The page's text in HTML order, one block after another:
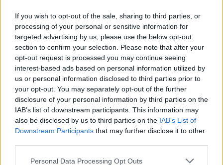
If you wish to opt-out of the sale, sharing to third parties, or
processing of your personal or sensitive information for
targeted advertising by us, please use the below opt-out
section to confirm your selection. Please note that after your
opt-out request is processed you may continue seeing
interest-based ads based on personal information utilized by
us or personal information disclosed to third parties prior to
your opt-out. You may separately opt-out of the further
disclosure of your personal information by third parties on the
IAB’s list of downstream participants. This information may
also be disclosed by us to third parties on the IAB’s List of
Downstream Participants that may further disclose it to other
Personal Data Processing Opt Outs
che ascoltano ripetutamente i brani per generare
pagamenti automatici di royalties.
E qui sta il paradosso: mentre l’IA produce miliardi
di brani, la ricchezza che ne deriva sembra
confluire sempre più verso piattaforme
tecnologiche e distributori, e sempre meno nelle
tasche di chi ha fatto della musica una